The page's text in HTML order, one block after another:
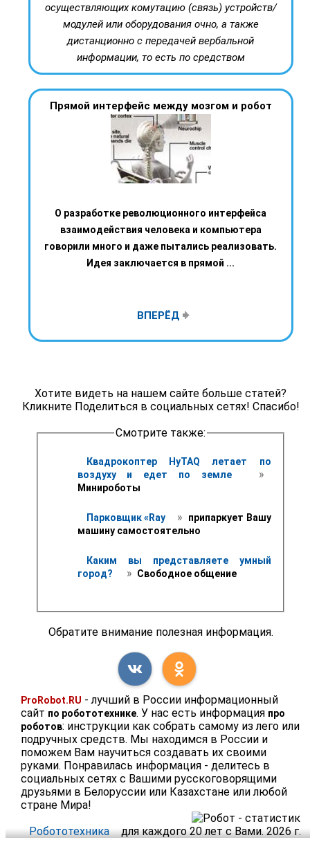
осуществляющих комутацию (связь) устройств/
модулей или оборудования очно, а также
дистанционно с передачей вербальной
информации, то есть по средством
Прямой интерфейс между мозгом и робот
О разработке революционного интерфейса
взаимодействия человека и компьютера
говорили много и даже пытались реализовать.
Идея заключается в прямой ...
ВПЕРЁД
Хотите видеть на нашем сайте больше статей?
Кликните Поделиться в социальных сетях! Спасибо!
Смотрите также:
Квадрокоптер HyTAQ летает по
воздуху и едет по земле
»
Минироботы
Парковщик «Ray »
припаркует Вашу
машину самостоятельно
Каким вы представляете умный
город?
» Свободное общение
Обратите внимание полезная информация.
ProRobot.RU - лучший в России информационный
сайт по робототехнике. У нас есть информация про
роботов: инструкции как собрать самому из лего или
подручных средств. Мы находимся в России и
поможем Вам научиться создавать их своими
руками. Понравилась информация - делитесь в
социальных сетях с Вашими русскоговорящими
друзьями в Белоруссии или Казахстане или любой
стране Мира!
Робототехника
для каждого 20 лет с Вами. 2026 г.